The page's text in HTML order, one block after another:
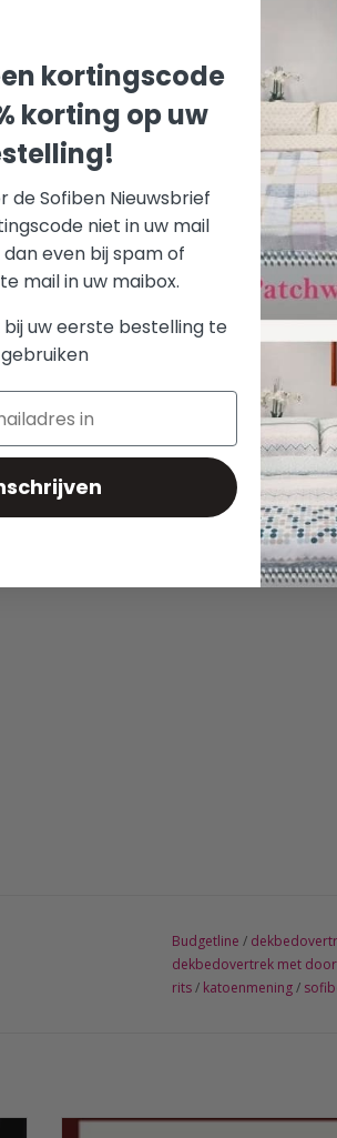
Budgetline /
dekbedovertrek met
rits/ katoenmening/
Een Sofiben dekbedovertrek wordt
kortingscode
korting op uw
de Sofiben Nieuwsbrief
niet in uw mail
dan even bij spam of
mail in uw maibox.
bij uw eerste bestelling te
gebruiken